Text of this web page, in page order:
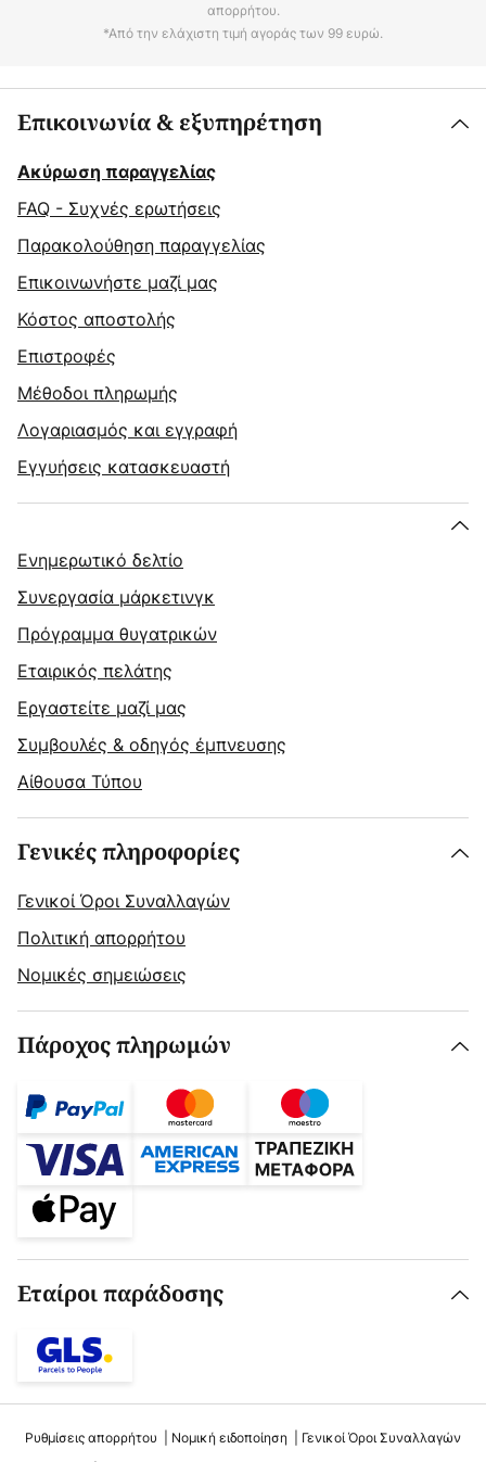
απορρήτου.
*Από την ελάχιστη τιμή αγοράς των 99 ευρώ.
Επικοινωνία & εξυπηρέτηση
Ακύρωση παραγγελίας
FAQ - Συχνές ερωτήσεις
Παρακολούθηση παραγγελίας
Επικοινωνήστε μαζί μας
Κόστος αποστολής
Επιστροφές
Μέθοδοι πληρωμής
Λογαριασμός και εγγραφή
Εγγυήσεις κατασκευαστή
Ενημερωτικό δελτίο
Συνεργασία μάρκετινγκ
Πρόγραμμα θυγατρικών
Εταιρικός πελάτης
Εργαστείτε μαζί μας
Συμβουλές & οδηγός έμπνευσης
Αίθουσα Τύπου
Γενικές πληροφορίες
Γενικοί Όροι Συναλλαγών
Πολιτική απορρήτου
Νομικές σημειώσεις
Πάροχος πληρωμών
Εταίροι παράδοσης
Ρυθμίσεις απορρήτου Νομική ειδοποίηση
Γενικοί Όροι Συναλλαγών